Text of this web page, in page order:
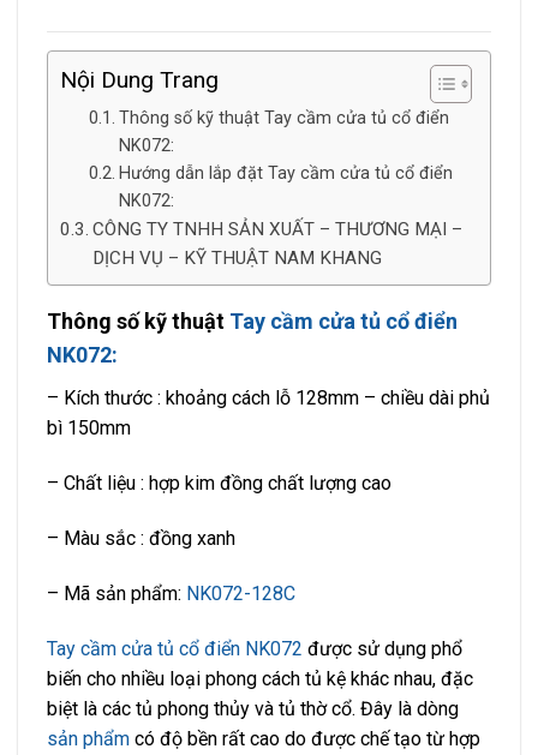
Nội Dung Trang
Thông số kỹ thuật Tay cầm cửa tủ cổ điển
NK072:
Hướng dẫn lắp đặt Tay cầm cửa tủ cổ điển
NK072:
CÔNG TY TNHH SẢN XUẤT – THƯƠNG MẠI –
DỊCH VỤ – KỸ THUẬT NAM KHANG
Thông số kỹ thuật Tay cầm cửa tủ cổ điển
NK072:
– Kích thước : khoảng cách lỗ 128mm – chiều dài phủ
bì 150mm
– Chất liệu : hợp kim đồng chất lượng cao
– Màu sắc : đồng xanh
– Mã sản phẩm: NK072-128C
Tay cầm cửa tủ cổ điển NK072 được sử dụng phổ
biến cho nhiều loại phong cách tủ kệ khác nhau, đặc
biệt là các tủ phong thủy và tủ thờ cổ. Đây là dòng
sản phẩm có độ bền rất cao do được chế tạo từ hợp